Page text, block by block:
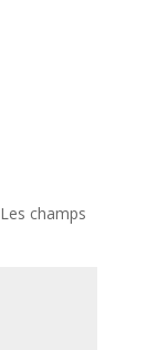
Les champs